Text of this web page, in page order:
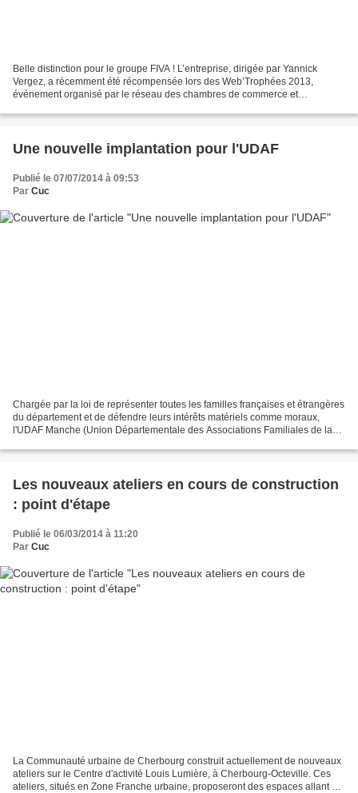
Belle distinction pour le groupe FIVA ! L’entreprise, dirigée par Yannick
Vergez, a récemment été récompensée lors des Web’Trophées 2013,
événement organisé par le réseau des chambres de commerce et
Une nouvelle implantation pour l'UDAF
Publié le 07/07/2014 à 09:53
Par Cuc
Chargée par la loi de représenter toutes les familles françaises et étrangères
du département et de défendre leurs intérêts matériels comme moraux,
l'UDAF Manche (Union Départementale des Associations Familiales de la
Les nouveaux ateliers en cours de construction
: point d'étape
Publié le 06/03/2014 à 11:20
Par Cuc
La Communauté urbaine de Cherbourg construit actuellement de nouveaux
ateliers sur le Centre d'activité Louis Lumière, à Cherbourg-Octeville. Ces
ateliers, situés en Zone Franche urbaine, proposeront des espaces allant de